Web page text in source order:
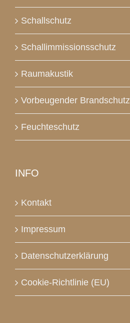
Schallschutz
Schallimmissionsschutz
Raumakustik
Vorbeugender Brandschutz
Feuchteschutz
INFO
Kontakt
Impressum
Datenschutzerklärung
Cookie-Richtlinie (EU)